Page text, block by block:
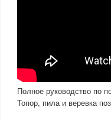
Полное руководство по
Топор, пила и веревка